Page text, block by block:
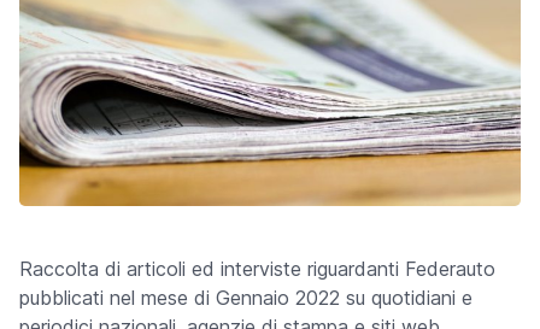
Raccolta di articoli ed interviste riguardanti Federauto
pubblicati nel mese di Gennaio 2022 su quotidiani e